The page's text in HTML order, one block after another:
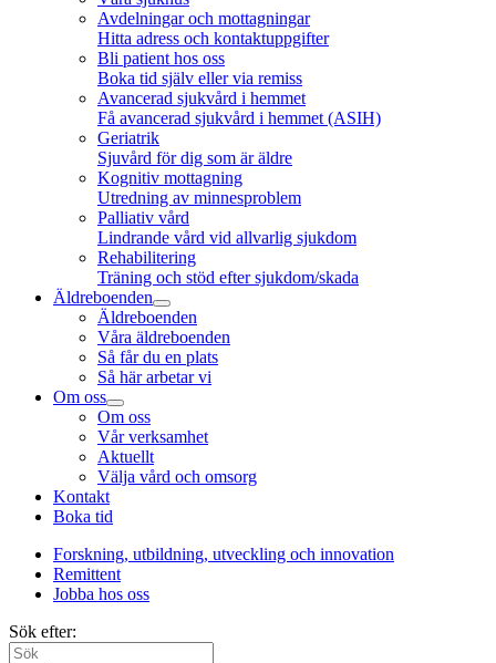
Avdelningar och mottagningar
Hitta adress och kontaktuppgifter
Bli patient hos oss
Boka tid själv eller via remiss
Avancerad sjukvård i hemmet
Få avancerad sjukvård i hemmet (ASIH)
Geriatrik
Sjuvård för dig som är äldre
Kognitiv mottagning
Utredning av minnesproblem
Palliativ vård
Lindrande vård vid allvarlig sjukdom
Rehabilitering
Träning och stöd efter sjukdom/skada
Äldreboenden
Äldreboenden
Våra äldreboenden
Så får du en plats
Så här arbetar vi
Om oss
Om oss
Vår verksamhet
Aktuellt
Välja vård och omsorg
Kontakt
Boka tid
Forskning, utbildning, utveckling och innovation
Remittent
Jobba hos oss
Sök efter: